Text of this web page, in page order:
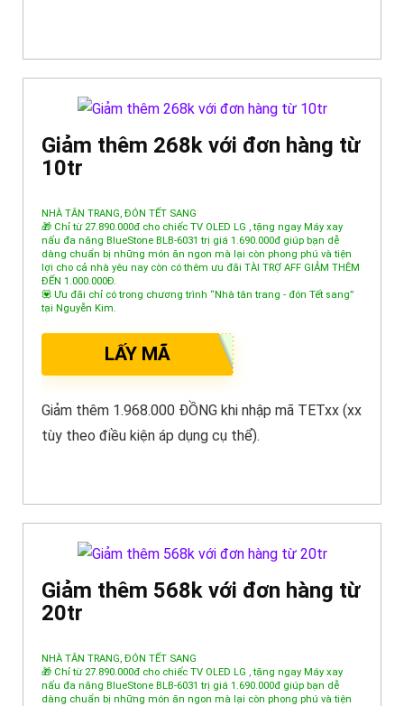
Giảm thêm 268k với đơn hàng từ
10tr
NHÀ TÂN TRANG, ĐÓN TẾT SANG
🎁 Chỉ từ 27.890.000đ cho chiếc TV OLED LG , tặng ngay Máy xay
nấu đa năng BlueStone BLB-6031 trị giá 1.690.000đ giúp bạn dễ
dàng chuẩn bị những món ăn ngon mà lại còn phong phú và tiện
lợi cho cả nhà yêu nay còn có thêm ưu đãi TÀI TRỢ AFF GIẢM THÊM
ĐẾN 1.000.000Đ.
💟 Ưu đãi chỉ có trong chương trình “Nhà tân trang - đón Tết sang”
tại Nguyễn Kim.
LẤY MÃ
Giảm thêm 1.968.000 ĐỒNG khi nhập mã TETxx (xx
tùy theo điều kiện áp dụng cụ thể).
Giảm thêm 568k với đơn hàng từ
20tr
NHÀ TÂN TRANG, ĐÓN TẾT SANG
🎁 Chỉ từ 27.890.000đ cho chiếc TV OLED LG , tặng ngay Máy xay
nấu đa năng BlueStone BLB-6031 trị giá 1.690.000đ giúp bạn dễ
dàng chuẩn bị những món ăn ngon mà lại còn phong phú và tiện